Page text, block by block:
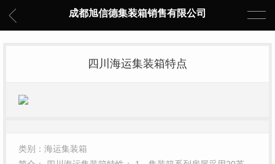
成都旭信德集装箱销售有限公司
四川海运集装箱特点
类别：海运集装箱